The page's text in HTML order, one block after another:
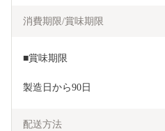
消費期限/賞味期限
■賞味期限
製造日から90日
配送方法